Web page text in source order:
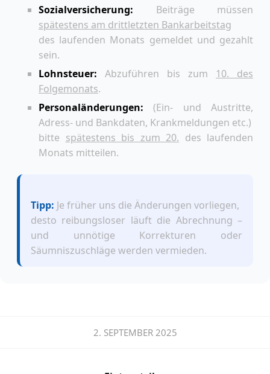
Sozialversicherung: Beiträge müssen
spätestens am drittletzten Bankarbeitstag
des laufenden Monats gemeldet und gezahlt
sein.
Lohnsteuer: Abzuführen bis zum 10. des
Folgemonats.
Personaländerungen: (Ein- und Austritte,
Adress- und Bankdaten, Krankmeldungen etc.)
bitte spätestens bis zum 20. des laufenden
Monats mitteilen.
Tipp: Je früher uns die Änderungen vorliegen,
desto reibungsloser läuft die Abrechnung –
und unnötige Korrekturen oder
Säumniszuschläge werden vermieden.
2. SEPTEMBER 2025